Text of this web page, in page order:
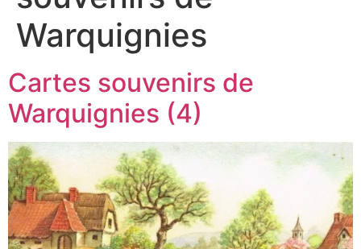
Warquignies
Cartes souvenirs de
Warquignies (4)